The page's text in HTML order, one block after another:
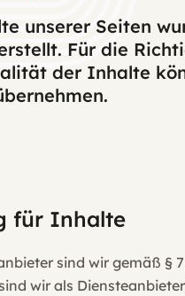
unserer Seiten
Für die
der Inhalte
für Inhalte
sind wir gemäß §
sind wir als